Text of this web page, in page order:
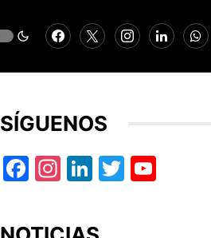
SÍGUENOS
Facebook
Instagram
LinkedIn
Twitter